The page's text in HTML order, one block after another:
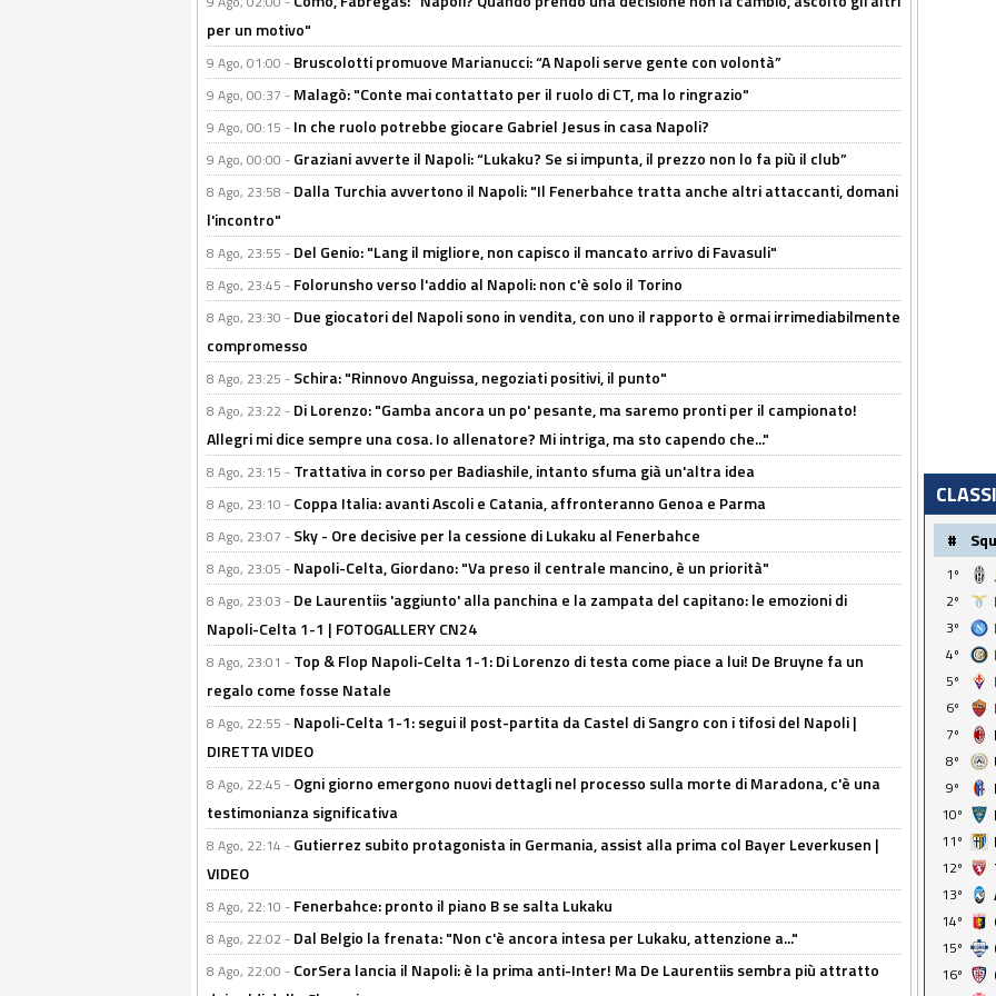
per un motivo"
9 Ago, 01:00 - Bruscolotti promuove Marianucci: “A Napoli serve gente con volontà”
9 Ago, 00:37 - Malagò: "Conte mai contattato per il ruolo di CT, ma lo ringrazio"
9 Ago, 00:15 - In che ruolo potrebbe giocare Gabriel Jesus in casa Napoli?
9 Ago, 00:00 - Graziani avverte il Napoli: “Lukaku? Se si impunta, il prezzo non lo fa più il club”
8 Ago, 23:58 - Dalla Turchia avvertono il Napoli: "Il Fenerbahce tratta anche altri attaccanti, domani
l'incontro"
8 Ago, 23:55 - Del Genio: "Lang il migliore, non capisco il mancato arrivo di Favasuli"
8 Ago, 23:45 - Folorunsho verso l'addio al Napoli: non c'è solo il Torino
8 Ago, 23:30 - Due giocatori del Napoli sono in vendita, con uno il rapporto è ormai irrimediabilmente
compromesso
8 Ago, 23:25 - Schira: "Rinnovo Anguissa, negoziati positivi, il punto"
8 Ago, 23:22 - Di Lorenzo: "Gamba ancora un po' pesante, ma saremo pronti per il campionato!
Allegri mi dice sempre una cosa. Io allenatore? Mi intriga, ma sto capendo che..."
8 Ago, 23:15 - Trattativa in corso per Badiashile, intanto sfuma già un'altra idea
8 Ago, 23:10 - Coppa Italia: avanti Ascoli e Catania, affronteranno Genoa e Parma
8 Ago, 23:07 - Sky - Ore decisive per la cessione di Lukaku al Fenerbahce
8 Ago, 23:05 - Napoli-Celta, Giordano: "Va preso il centrale mancino, è un priorità"
8 Ago, 23:03 - De Laurentiis 'aggiunto' alla panchina e la zampata del capitano: le emozioni di
Napoli-Celta 1-1 | FOTOGALLERY CN24
8 Ago, 23:01 - Top & Flop Napoli-Celta 1-1: Di Lorenzo di testa come piace a lui! De Bruyne fa un
regalo come fosse Natale
8 Ago, 22:55 - Napoli-Celta 1-1: segui il post-partita da Castel di Sangro con i tifosi del Napoli |
DIRETTA VIDEO
8 Ago, 22:45 - Ogni giorno emergono nuovi dettagli nel processo sulla morte di Maradona, c'è una
testimonianza significativa
8 Ago, 22:14 - Gutierrez subito protagonista in Germania, assist alla prima col Bayer Leverkusen |
VIDEO
8 Ago, 22:10 - Fenerbahce: pronto il piano B se salta Lukaku
8 Ago, 22:02 - Dal Belgio la frenata: "Non c'è ancora intesa per Lukaku, attenzione a..."
8 Ago, 22:00 - CorSera lancia il Napoli: è la prima anti-Inter! Ma De Laurentiis sembra più attratto
#
1º
2º
3º
4º
5º
6º
7º
8º
9º
10º
11º
12º
13º
14º
15º
16º